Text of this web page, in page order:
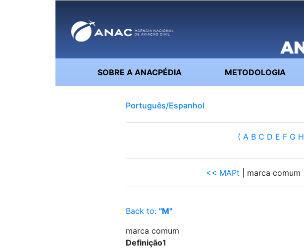
SOBRE A ANACPÉDIA METODOLOGIA
Português/Espanhol
( A B C D E F G H
<< MAPt | marca comum |
Back to: "M"
marca comum
Definição1